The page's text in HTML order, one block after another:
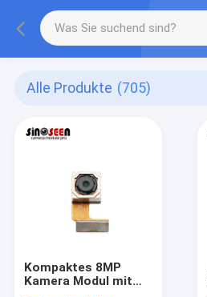
Alle Produkte (705)
Kompaktes 8MP
Kamera Modul mit